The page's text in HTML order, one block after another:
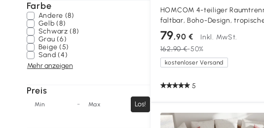
Farbe
Andere (8)
Gelb (8)
Schwarz (8)
Grau (6)
Beige (5)
Sand (4)
Mehr anzeigen
Preis
Min - Max Los!
HOMCOM 4-teiliger
faltbar, Boho-Design,
freistehender Raumteiler,
Grün
79,90 €
Inkl. MwSt.
162,90 €-50%
kostenloser Versand
5